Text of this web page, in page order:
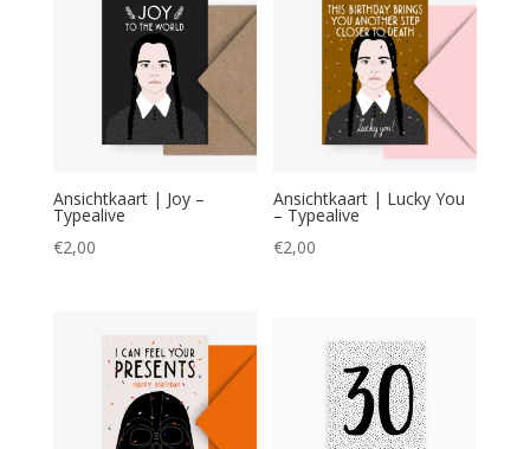
Ansichtkaart | Joy –
Typealive
€2,00
Ansichtkaart | Lucky You
– Typealive
€2,00